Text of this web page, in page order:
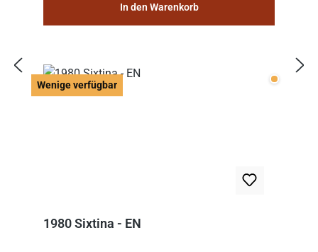
In den Warenkorb
Wenige verfügbar Wenige
1980 Sixtina - EN